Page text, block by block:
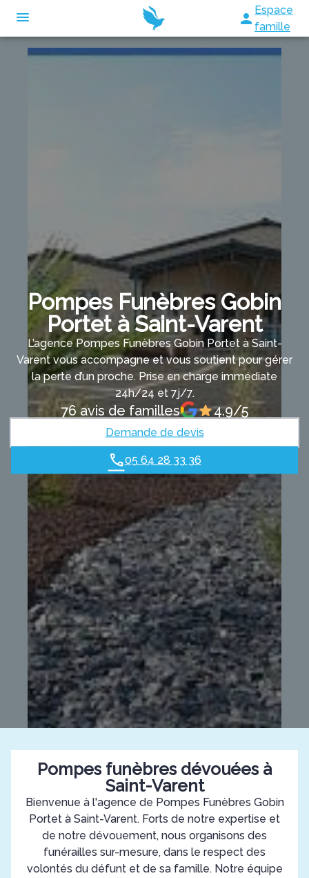
Espace
famille
ORGANISER DES OBSÈQUES
Pompes Funèbres Gobin
Portet à Saint-Varent
L’agence Pompes Funèbres Gobin Portet à Saint-
Varent vous accompagne et vous soutient pour gérer
la perte d’un proche. Prise en charge immédiate
24h/24 et 7j/7.
76 avis de familles 4.9/5
Demande de devis
05 64 28 33 36
Pompes funèbres dévouées à
Saint-Varent
Bienvenue à l'agence de Pompes Funèbres Gobin
Portet à Saint-Varent. Forts de notre expertise et
de notre dévouement, nous organisons des
funérailles sur-mesure, dans le respect des
volontés du défunt et de sa famille. Notre équipe